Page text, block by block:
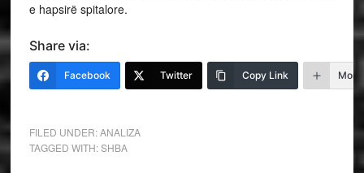
e hapsirë spitalore.
Share via:
Facebook Twitter Copy Link More
FILED UNDER:ANALIZA
TAGGED WITH:SHBA